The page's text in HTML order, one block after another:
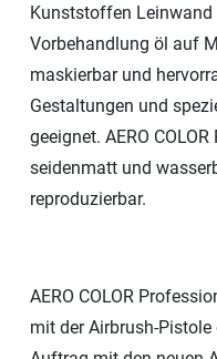
Kunststoffen Leinwand
Vorbehandlung öl auf
maskierbar und
Gestaltungen und
geeignet. AERO
seidenmatt und
reproduzierbar.
AERO COLOR
mit der Airbrush-